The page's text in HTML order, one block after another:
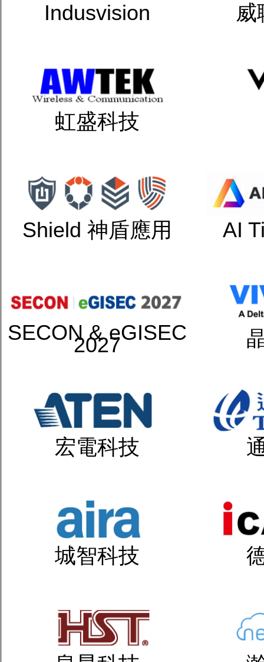
Indusvision 威
虹盛科技
Shield 神盾應用 AI
SECON & eGISEC
2027
宏電科技
城智科技